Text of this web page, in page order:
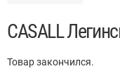
CASALL
Товар закончился.